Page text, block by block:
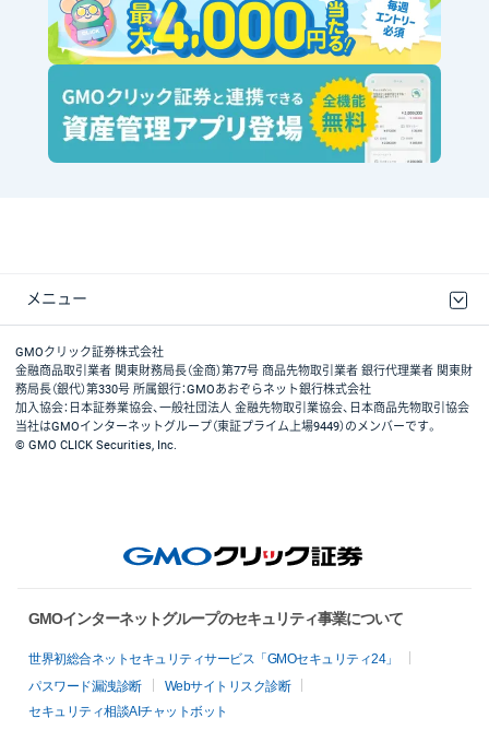
メニュー
取引規程・約款
最良執行方針
ディスクレイマー
リスク説明
GMOクリック証券ホームページ
GMOクリック証券株式会社
金融商品取引業者 関東財務局長（金商）第77号 商品先物取引業者 銀行代理業者 関東財
務局長（銀代）第330号 所属銀行：GMOあおぞらネット銀行株式会社
加入協会：日本証券業協会、一般社団法人 金融先物取引業協会、日本商品先物取引協会
当社はGMOインターネットグループ（東証プライム上場9449）のメンバーです。
© GMO CLICK Securities, Inc.
GMOインターネットグループのセキュリティ事業について
世界初総合ネットセキュリティサービス「GMOセキュリティ24」
パスワード漏洩診断
Webサイトリスク診断
セキュリティ相談AIチャットボット